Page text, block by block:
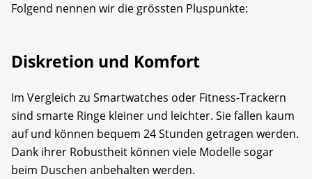
Folgend nennen wir die grössten Pluspunkte:
Diskretion und Komfort
Im Vergleich zu Smartwatches oder Fitness-Trackern
sind smarte Ringe kleiner und leichter. Sie fallen kaum
auf und können bequem 24 Stunden getragen werden.
Dank ihrer Robustheit können viele Modelle sogar
beim Duschen anbehalten werden.